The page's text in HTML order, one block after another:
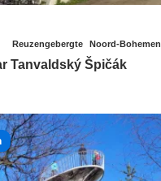
Reuzengebergte Noord-Bohemen
Tanvaldský Špičák